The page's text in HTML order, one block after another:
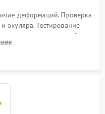
₽
деформаций. Проверка
окуляра. Тестирование
кольца отстройки
сколов, внутренних